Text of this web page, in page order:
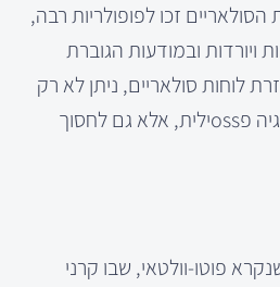
זכו לפופולריות רבה,
ויורדות ובמודעות הגוברת
לוחות סולאריים, ניתן לא רק
להקטין את התלות באנרגיה פossילית, אלא גם לחסוך
פוטו-וולטאי, שבו קרני